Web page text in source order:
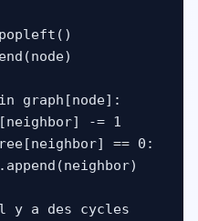
graph[node]:
-= 1
== 0:
y a des cycles